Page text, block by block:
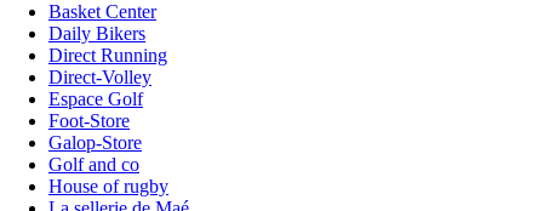
Basket Center
Daily Bikers
Direct Running
Direct-Volley
Espace Golf
Foot-Store
Galop-Store
Golf and co
House of rugby